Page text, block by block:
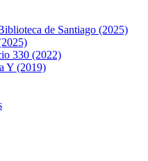
de Santiago (2025)
330 (2022)
Y (2019)